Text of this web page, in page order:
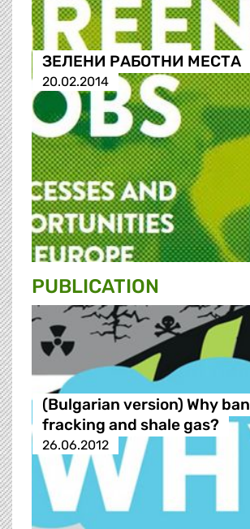
ЗЕЛЕНИ РАБОТНИ МЕСТА
20.02.2014
PUBLICATION
(Bulgarian version) Why ban
fracking and shale gas?
26.06.2012